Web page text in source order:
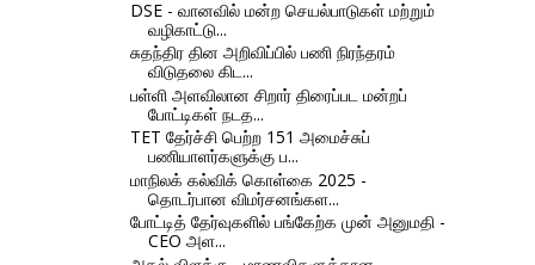
DSE - வானவில் மன்ற செயல்பாடுகள் மற்றும்
வழிகாட்டு...
சுதந்திர தின அறிவிப்பில் பணி நிரந்தரம்
விடுதலை கிட...
பள்ளி அளவிலான சிறார் திரைப்பட மன்றப்
போட்டிகள் நடத...
TET தேர்ச்சி பெற்ற 151 அமைச்சுப்
பணியாளர்களுக்கு ப...
மாநிலக் கல்விக் கொள்கை 2025 -
தொடர்பான விமர்சனங்கள...
போட்டித் தேர்வுகளில் பங்கேற்க முன் அனுமதி -
CEO அள...